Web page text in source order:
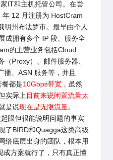
IT和主机托管公司。在尝
年 12 月注册为 HostCram
明州布法罗市。最早由个人
成拥有多个 IP 段、服务全
的主营业务包括Cloud
（Proxy）、邮件服务器、
播、ASN 服务等，并且
餐都是10Gbps带宽 ，虽然
实际上 目前来说闲置流量太
是说现在是无限流量。
眼但很能说明问题的事实
了 BIRD和Quagga这类高级
络底层出身的团队，根本用
成方案就行了，只有真正懂